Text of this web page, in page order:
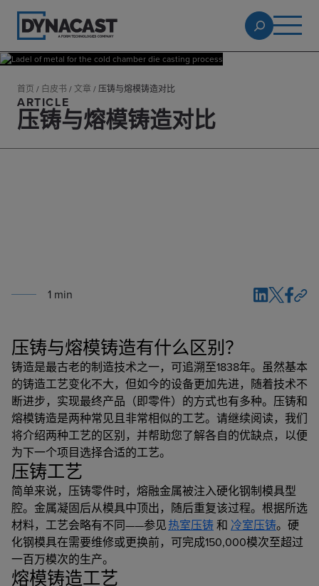
首页 / 白皮书 / 文章 /压铸与熔模铸造对比
ARTICLE
压铸与熔模铸造对比
1 min
压铸与熔模铸造有什么区别？
铸造是最古老的制造技术之一，可追溯至1838年。虽然基本
的铸造工艺变化不大，但如今的设备更加先进，随着技术不
断进步，实现最终产品（即零件）的方式也有多种。压铸和
熔模铸造是两种常见且非常相似的工艺。请继续阅读，我们
将介绍两种工艺的区别，并帮助您了解各自的优缺点，以便
为下一个项目选择合适的工艺。
压铸工艺
简单来说，压铸零件时，熔融金属被注入硬化钢制模具型
腔。金属凝固后从模具中顶出，随后重复该过程。根据所选
材料，工艺会略有不同——参见热室压铸和 冷室压铸。硬
化钢模具在需要维修或更换前，可完成150,000模次至超过
一百万模次的生产。
熔模铸造工艺